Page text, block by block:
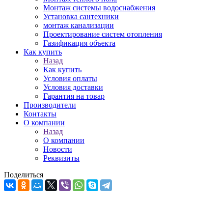
Монтаж системы водоснабжения
Установка сантехники
монтаж канализации
Проектирование систем отопления
Газификация объекта
Как купить
Назад
Как купить
Условия оплаты
Условия доставки
Гарантия на товар
Производители
Контакты
О компании
Назад
О компании
Новости
Реквизиты
Поделиться